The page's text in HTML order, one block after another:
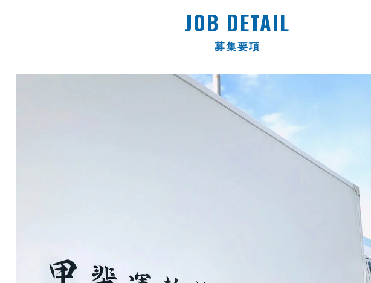
募集要項
JOB DETAIL